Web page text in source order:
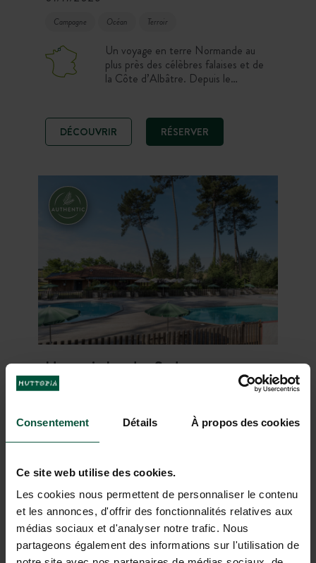
Consentement Détails À propos des cookies
Ce site web utilise des cookies.
Les cookies nous permettent de personnaliser le contenu
et les annonces, d'offrir des fonctionnalités relatives aux
médias sociaux et d'analyser notre trafic. Nous
partageons également des informations sur l'utilisation de
Campagne Océan Terroir
Un voyage en terre Normande au
plus près des célèbres falaises et de
la Côte d’Albâtre. Depuis le
sur les champs et la Manche au loin
ainsi que l’esprit vacances des lieux.
Un site entièrement refait disposant
couvertes.
DÉCOUVRIR RÉSERVER
Huttopia Landes Sud
Côte Atlantique
Lac de Léon. Ce site situé au cœur
de la forêt vous offre des
emplacements et des hébergements
entre les dunes pour une intimité
préservée. Sur place, profitez du
centre de vie avec sa belle terrasse
DÉCOUVRIR RÉSERVER